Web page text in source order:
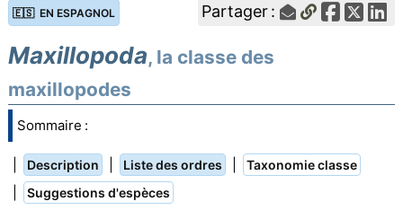
🇪🇸 EN ESPAGNOL Partager :
Maxillopoda, la classe des
maxillopodes
Sommaire :
Description Liste des ordres Taxonomie classe
Suggestions d'espèces